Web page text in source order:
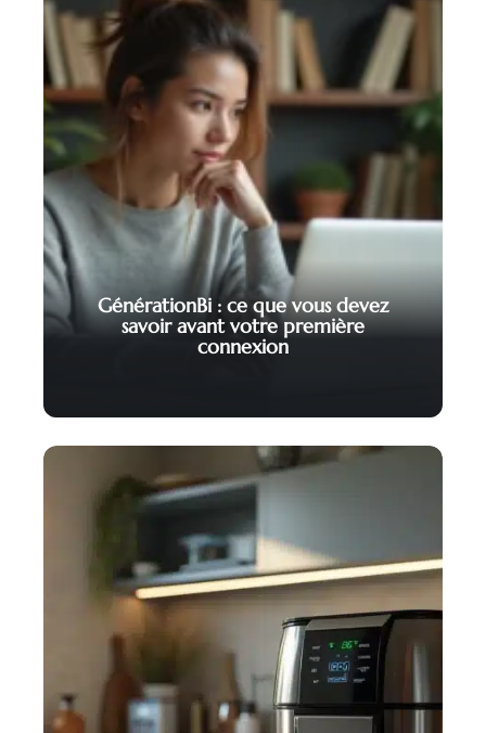
GénérationBi : ce que vous devez
savoir avant votre première
connexion